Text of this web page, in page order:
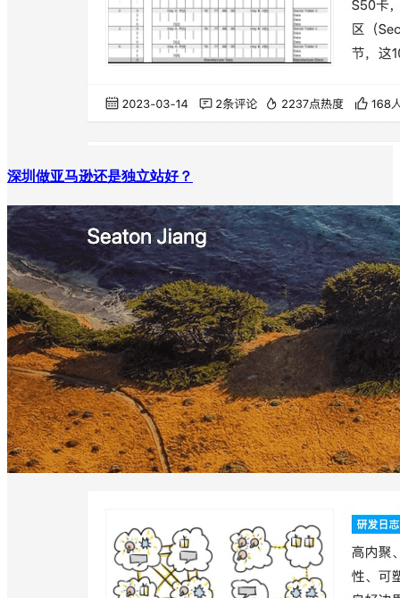
深圳做亚马逊还是独立站好？